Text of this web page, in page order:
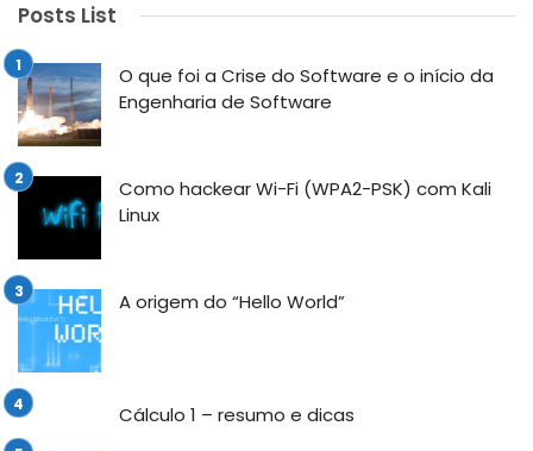
Posts List
O que foi a Crise do Software e o início da
Engenharia de Software
Como hackear Wi-Fi (WPA2-PSK) com Kali
Linux
A origem do “Hello World”
Cálculo 1 – resumo e dicas